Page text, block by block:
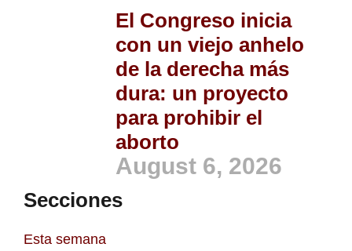
El Congreso inicia
con un viejo anhelo
de la derecha más
dura: un proyecto
para prohibir el
aborto
August 6, 2026
Secciones
Esta semana